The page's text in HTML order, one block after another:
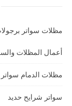
مظلات سواتر
أعمال المظلات
مظلات الدمام
سواتر شرايح حديد